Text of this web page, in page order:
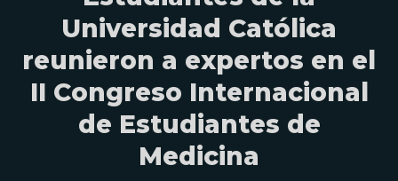
Universidad Católica
reunieron a expertos en el
II Congreso Internacional
de Estudiantes de
Medicina